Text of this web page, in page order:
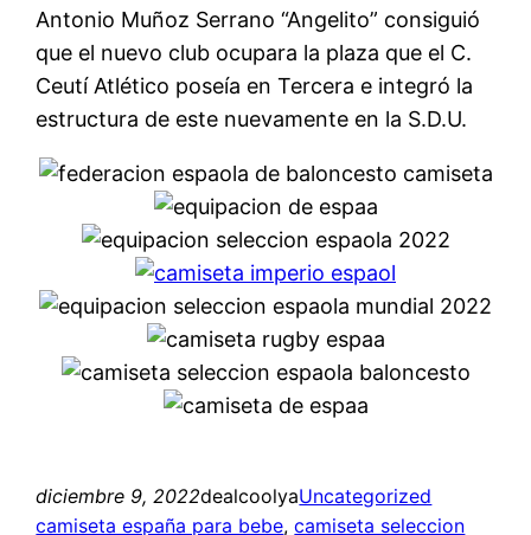
Antonio Muñoz Serrano “Angelito” consiguió
que el nuevo club ocupara la plaza que el C.
Ceutí Atlético poseía en Tercera e integró la
estructura de este nuevamente en la S.D.U.
diciembre 9, 2022dealcoolyaUncategorized
camiseta españa para bebe, camiseta seleccion